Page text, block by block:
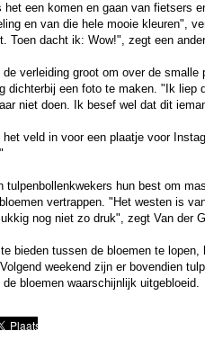
een komen en gaan van fietsers
en van die hele mooie kleuren",
Toen dacht ik: Wow!", zegt een
verleiding groot om over de smalle
dichterbij een foto te maken. "Ik liep
niet doen. Ik besef wel dat dit
veld in voor een plaatje voor
tulpenbollenkwekers hun best om
vertrappen. "Het westen is
nog niet zo druk", zegt Van der
bieden tussen de bloemen te lopen,
weekend zijn er bovendien
bloemen waarschijnlijk uitgebloeid.